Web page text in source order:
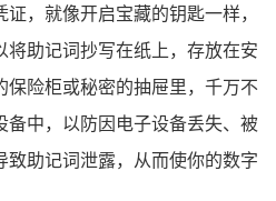
，就像开启宝藏的钥匙一样，
将助记词抄写在纸上，存放在安
保险柜或秘密的抽屉里，千万不
备中，以防因电子设备丢失、被
致助记词泄露，从而使你的数字